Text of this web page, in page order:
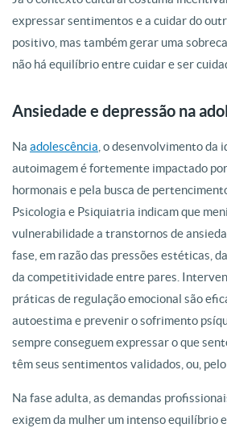
expressar sentimentos e a cuidar do
positivo, mas também gerar uma
não há equilíbrio entre cuidar e ser
Ansiedade e depressão na
Na adolescência, o desenvolvimento da
autoimagem é fortemente impactado
hormonais e pela busca de
Psicologia e Psiquiatria indicam que
vulnerabilidade a transtornos de
fase, em razão das pressões estéticas,
da competitividade entre pares.
práticas de regulação emocional são
autoestima e prevenir o sofrimento
sempre conseguem expressar o que
têm seus sentimentos validados, ou,
Na fase adulta, as demandas
exigem da mulher um intenso equilíbrio